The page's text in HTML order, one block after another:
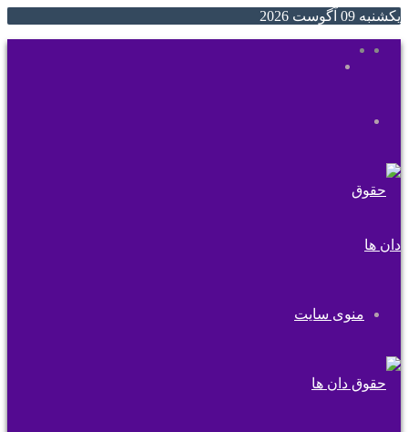
یکشنبه 09 آگوست 2026
منوی سایت